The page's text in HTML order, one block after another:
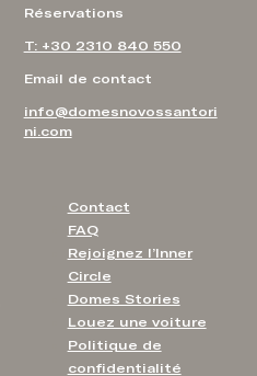
Contact
FAQ
Rejoignez l’Inner
Circle
Domes Stories
Louez une voiture
Politique de
confidentialité
Réservations
T: +30 2310 840 550
Email de contact
info@domesnovossantori
ni.com